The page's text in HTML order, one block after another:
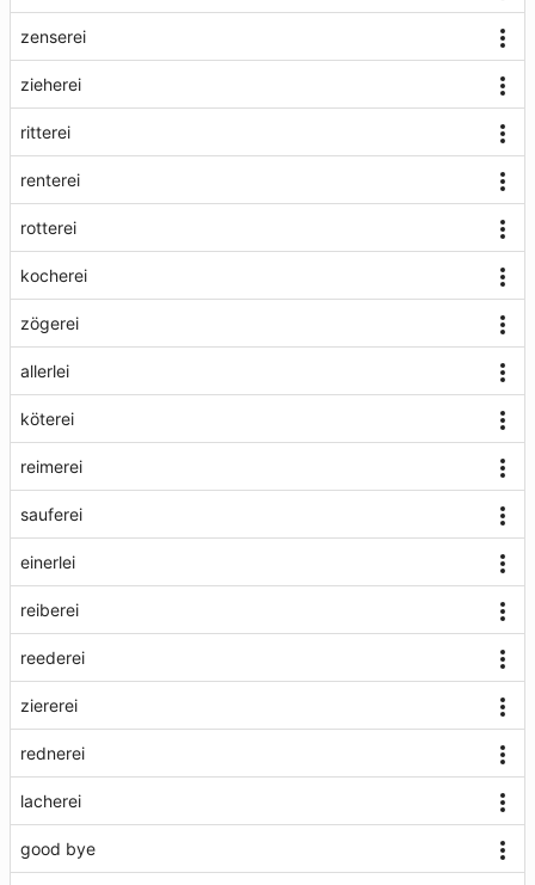
zenserei
zieherei
ritterei
renterei
rotterei
kocherei
zögerei
allerlei
köterei
reimerei
sauferei
einerlei
reiberei
reederei
ziererei
rednerei
lacherei
good bye